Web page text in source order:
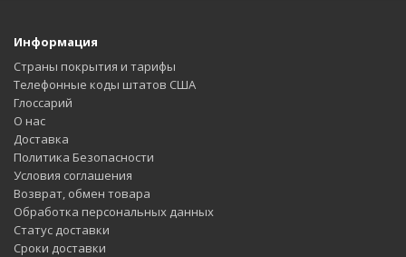
Информация
Страны покрытия и тарифы
Телефонные коды штатов США
Глоссарий
О нас
Доставка
Политика Безопасности
Условия соглашения
Возврат, обмен товара
Обработка персональных данных
Статус доставки
Сроки доставки